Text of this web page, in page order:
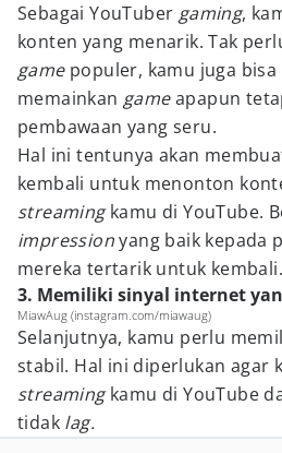
Sebagai YouTuber gaming,
konten yang menarik. Tak
game populer, kamu juga bisa
memainkan gameapapun
pembawaan yang seru.
Hal ini tentunya akan
kembali untuk menonton
streamingkamu di YouTube.
impressionyang baik kepada
mereka tertarik untuk kembali.
3. Memiliki sinyal internet
MiawAug (instagram.com/miawaug)
Selanjutnya, kamu perlu
stabil. Hal ini diperlukan agar
streamingkamu di YouTube
tidak lag.